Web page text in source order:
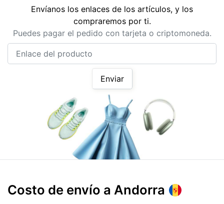
Envíanos los enlaces de los artículos, y los
compraremos por ti.
Puedes pagar el pedido con tarjeta o criptomoneda.
Enviar
Costo de envío a Andorra